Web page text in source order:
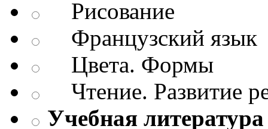
Рисование
Французский язык
Цвета. Формы
Чтение. Развитие
Учебная